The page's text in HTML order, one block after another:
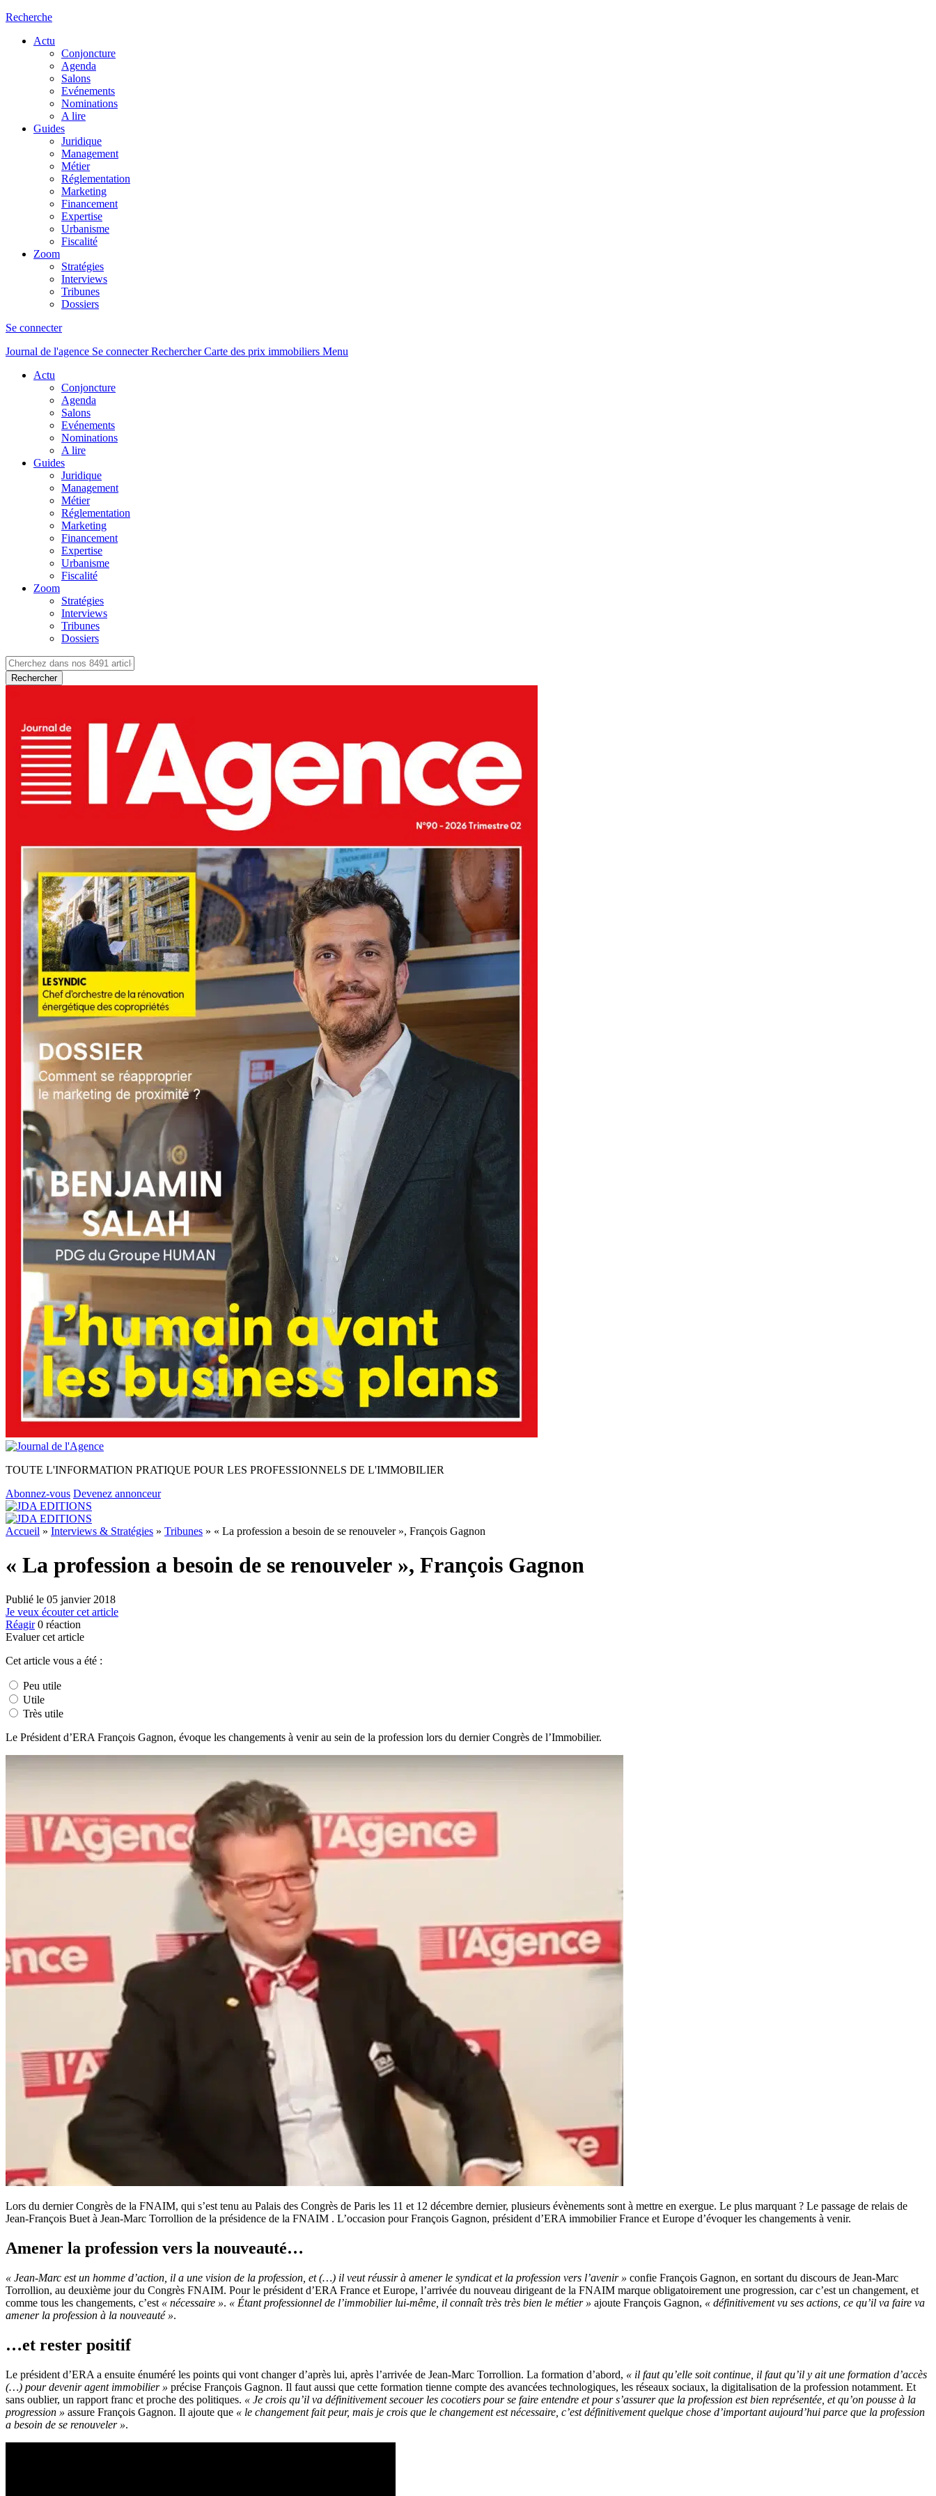
Recherche
Actu
Conjoncture
Agenda
Salons
Evénements
Nominations
A lire
Guides
Juridique
Management
Métier
Réglementation
Marketing
Financement
Expertise
Urbanisme
Fiscalité
Zoom
Stratégies
Interviews
Tribunes
Dossiers
Se connecter
Journal de l'agence Se connecterRechercher Carte des prix immobiliers Menu
Actu
Conjoncture
Agenda
Salons
Evénements
Nominations
A lire
Guides
Juridique
Management
Métier
Réglementation
Marketing
Financement
Expertise
Urbanisme
Fiscalité
Zoom
Stratégies
Interviews
Tribunes
Dossiers
Rechercher
TOUTE L'INFORMATION PRATIQUE POUR LES PROFESSIONNELS DE L'IMMOBILIER
Abonnez-vous Devenez annonceur
Accueil » Interviews & Stratégies » Tribunes » « La profession a besoin de se renouveler », François Gagnon
« La profession a besoin de se renouveler », François Gagnon
Publié le 05 janvier 2018
Je veux écouter cet article
Réagir 0 réaction
Evaluer cet article
Cet article vous a été :
Peu utile
Utile
Très utile
Le Président d’ERA François Gagnon, évoque les changements à venir au sein de la profession lors du dernier Congrès de l’Immobilier.
Lors du dernier Congrès de la FNAIM, qui s’est tenu au Palais des Congrès de Paris les 11 et 12 décembre dernier, plusieurs évènements sont à mettre en exergue. Le plus marquant ? Le passage de relais de
Jean-François Buet à Jean-Marc Torrollion de la présidence de la FNAIM . L’occasion pour François Gagnon, président d’ERA immobilier France et Europe d’évoquer les changements à venir.
Amener la profession vers la nouveauté…
« Jean-Marc est un homme d’action, il a une vision de la profession, et (…) il veut réussir à amener le syndicat et la profession vers l’avenir » confie François Gagnon, en sortant du discours de Jean-Marc
Torrollion, au deuxième jour du Congrès FNAIM. Pour le président d’ERA France et Europe, l’arrivée du nouveau dirigeant de la FNAIM marque obligatoirement une progression, car c’est un changement, et
comme tous les changements, c’est « nécessaire ». « Étant professionnel de l’immobilier lui-même, il connaît très très bien le métier » ajoute François Gagnon, « définitivement vu ses actions, ce qu’il va faire va
amener la profession à la nouveauté ».
…et rester positif
Le président d’ERA a ensuite énuméré les points qui vont changer d’après lui, après l’arrivée de Jean-Marc Torrollion. La formation d’abord, « il faut qu’elle soit continue, il faut qu’il y ait une formation d’accès
(…) pour devenir agent immobilier » précise François Gagnon. Il faut aussi que cette formation tienne compte des avancées technologiques, les réseaux sociaux, la digitalisation de la profession notamment. Et
sans oublier, un rapport franc et proche des politiques. « Je crois qu’il va définitivement secouer les cocotiers pour se faire entendre et pour s’assurer que la profession est bien représentée, et qu’on pousse à la
progression » assure François Gagnon. Il ajoute que « le changement fait peur, mais je crois que le changement est nécessaire, c’est définitivement quelque chose d’important aujourd’hui parce que la profession
a besoin de se renouveler ».